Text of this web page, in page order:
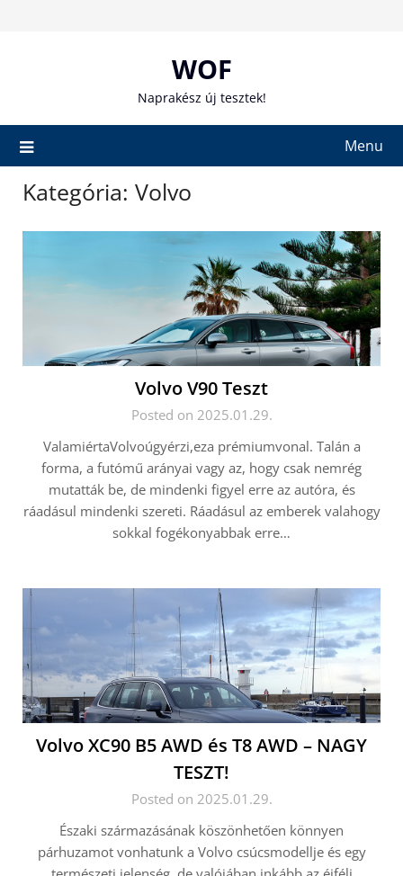
WOF
Naprakész új tesztek!
Menu
Kategória: Volvo
Volvo V90 Teszt
Posted on 2025.01.29.
ValamiértaVolvoúgyérzi,eza prémiumvonal. Talán a
forma, a futómű arányai vagy az, hogy csak nemrég
mutatták be, de mindenki figyel erre az autóra, és
ráadásul mindenki szereti. Ráadásul az emberek valahogy
sokkal fogékonyabbak erre…
Volvo XC90 B5 AWD és T8 AWD – NAGY
TESZT!
Posted on 2025.01.29.
Északi származásának köszönhetően könnyen
párhuzamot vonhatunk a Volvo csúcsmodellje és egy